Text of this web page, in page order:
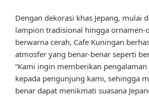
Dengan dekorasi khas Jepang, mulai
lampion tradisional hingga ornamen-
berwarna cerah, Cafe Kuningan
atmosfer yang benar-benar seperti
“Kami ingin memberikan
kepada pengunjung kami, sehingga
benar dapat menikmati suasana